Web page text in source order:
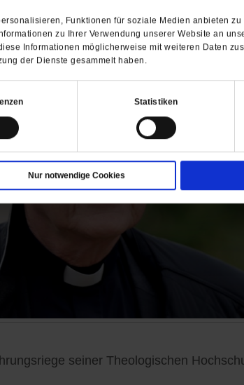
Funktionen für soziale Medien anbieten
zu Ihrer Verwendung unserer Website an
Informationen möglicherweise mit weiteren Daten
der Dienste gesammelt haben.
Statistiken
Nur notwendige Cookies
seiner Theologischen